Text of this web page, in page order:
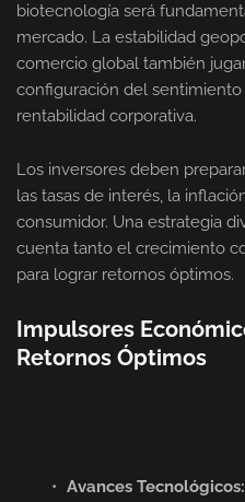
biotecnología será
mercado. La estabilidad
comercio global también
configuración del
rentabilidad corporativa.
Los inversores deben
las tasas de interés, la
consumidor. Una estrategia
cuenta tanto el crecimiento
para lograr retornos óptimos.
Impulsores
Retornos Óptimos
Avances Tecnológicos: